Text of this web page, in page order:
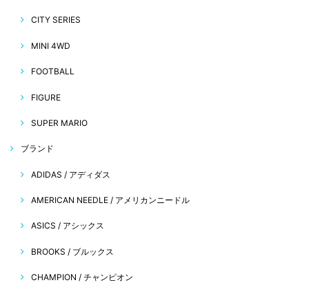
CITY SERIES
MINI 4WD
FOOTBALL
FIGURE
SUPER MARIO
ブランド
ADIDAS / アディダス
AMERICAN NEEDLE / アメリカンニードル
ASICS / アシックス
BROOKS / ブルックス
CHAMPION / チャンピオン